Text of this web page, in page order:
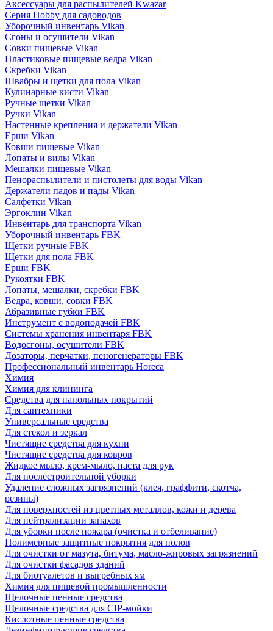
Аксессуары для распылителей Kwazar
Серия Hobby для садоводов
Уборочный инвентарь Vikan
Сгоны и осушители Vikan
Совки пищевые Vikan
Пластиковые пищевые ведра Vikan
Скребки Vikan
Швабры и щетки для пола Vikan
Кулинарные кисти Vikan
Ручные щетки Vikan
Ручки Vikan
Настенные крепления и держатели Vikan
Ерши Vikan
Ковши пищевые Vikan
Лопаты и вилы Vikan
Мешалки пищевые Vikan
Пенораспылители и пистолеты для воды Vikan
Держатели падов и пады Vikan
Салфетки Vikan
Эргоклин Vikan
Инвентарь для транспорта Vikan
Уборочный инвентарь FBK
Щетки ручные FBK
Щетки для пола FBK
Ерши FBK
Рукоятки FBK
Лопаты, мешалки, скребки FBK
Ведра, ковши, совки FBK
Абразивные губки FBK
Инструмент с водоподачей FBK
Системы хранения инвентаря FBK
Водосгоны, осушители FBK
Дозаторы, перчатки, пеногенераторы FBK
Профессиональный инвентарь Horeca
Химия
Химия для клининга
Средства для напольных покрытий
Для сантехники
Универсальные средства
Для стекол и зеркал
Чистящие средства для кухни
Чистящие средства для ковров
Жидкое мыло, крем-мыло, паста для рук
Для послестроительной уборки
Удаление сложных загрязнений (клея, граффити, скотча,
резины)
Для поверхностей из цветных металлов, кожи и дерева
Для нейтрализации запахов
Для уборки после пожара (очистка и отбеливание)
Полимерные защитные покрытия для полов
Для очистки от мазута, битума, масло-жировых загрязнений
Для очистки фасадов зданий
Для биотуалетов и выгребных ям
Химия для пищевой промышленности
Щелочные пенные средства
Щелочные средства для CIP-мойки
Кислотные пенные средства